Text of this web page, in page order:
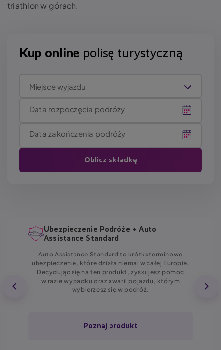
triathlon w górach.
Kup online polisę turystyczną
Miejsce wyjazdu
Data rozpoczęcia podróży
Data zakończenia podróży
Ubezpieczenie Podróże + Auto
Assistance Standard
Auto Assistance Standard to krótkoterminowe
ubezpieczenie, które działa niemal w całej Europie.
Decydując się na ten produkt, zyskujesz pomoc
w razie wypadku oraz awarii pojazdu, którym
wybierzesz się w podróż.
Poznaj produkt